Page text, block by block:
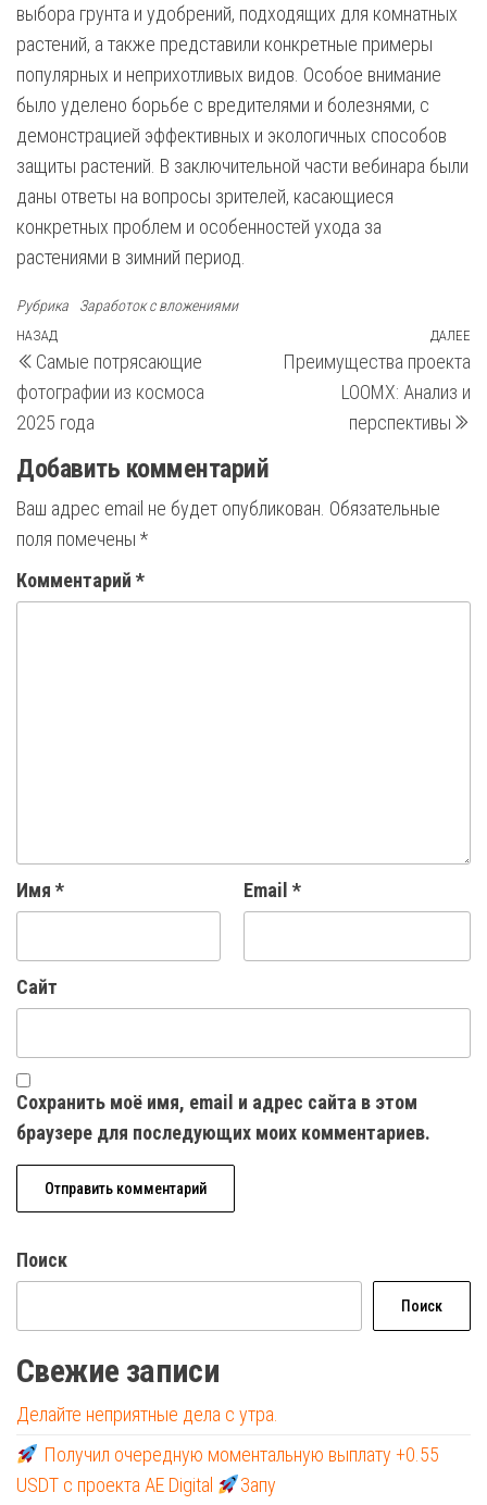
выбора грунта и удобрений, подходящих для комнатных
растений, а также представили конкретные примеры
популярных и неприхотливых видов. Особое внимание
было уделено борьбе с вредителями и болезнями, с
демонстрацией эффективных и экологичных способов
защиты растений. В заключительной части вебинара были
даны ответы на вопросы зрителей, касающиеся
конкретных проблем и особенностей ухода за
растениями в зимний период.
Рубрика Заработок с вложениями
Навигация
по
записям
Предыдущая
запись
НАЗАД
Самые потрясающие
фотографии из космоса
2025 года
ДАЛЕЕ
Преимущества проекта
LOOMX: Анализ и
перспективы
Добавить комментарий
Ваш адрес email не будет опубликован. Обязательные
поля помечены *
Комментарий *
Имя * Email *
Сайт
Сохранить моё имя, email и адрес сайта в этом
браузере для последующих моих комментариев.
Поиск
Поиск
Свежие записи
Делайте неприятные дела с утра.
Получил очередную моментальную выплату +0.55
USDT с проекта AE Digital
Запу